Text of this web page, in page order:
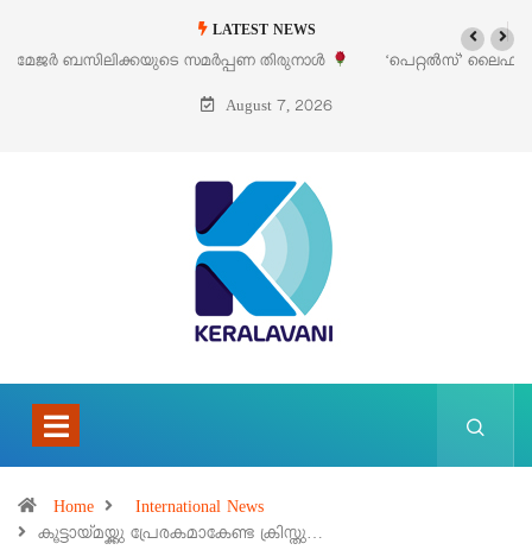
LATEST NEWS
‘പെറ്റൽസ്’ ലൈഫ് സ്റ്റൈൽ എക്സിബിഷനും സെയിലും ഓഗസ്റ്റ് 8-ന്
പെരുമാനൂരിൽ
August 7, 2026
Home
International News
കൂട്ടായ്മയ്ക്കു പ്രേരകമാകേണ്ട ക്രിസ്തു…